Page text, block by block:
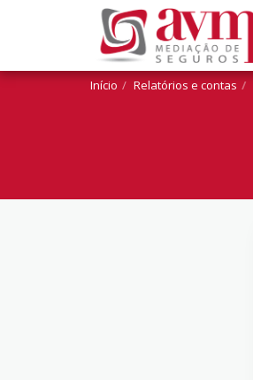
Início Relatórios e contas